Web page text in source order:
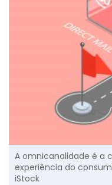
A omnicanalidade é a
experiência do
iStock